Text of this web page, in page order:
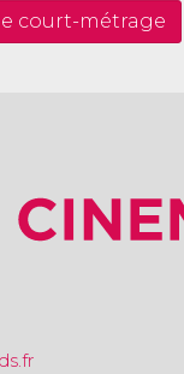
court-métrage